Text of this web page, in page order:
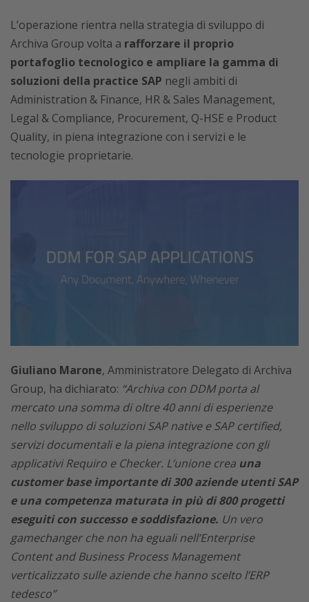
L’operazione rientra nella strategia di sviluppo di
Archiva Group volta a rafforzare il proprio
portafoglio tecnologico e ampliare la gamma di
soluzioni della practice SAP negli ambiti di
Administration & Finance, HR & Sales Management,
Legal & Compliance, Procurement, Q-HSE e Product
Quality, in piena integrazione con i servizi e le
tecnologie proprietarie.
Giuliano Marone, Amministratore Delegato di Archiva
Group, ha dichiarato: “Archiva con DDM porta al
mercato una somma di oltre 40 anni di esperienze
nello sviluppo di soluzioni SAP native e SAP certified,
servizi documentali e la piena integrazione con gli
applicativi Requiro e Checker. L’unione crea una
customer base importante di 300 aziende utenti SAP
e una competenza maturata in più di 800 progetti
eseguiti con successo e soddisfazione. Un vero
gamechanger che non ha eguali nell’Enterprise
Content and Business Process Management
verticalizzato sulle aziende che hanno scelto l’ERP
tedesco”